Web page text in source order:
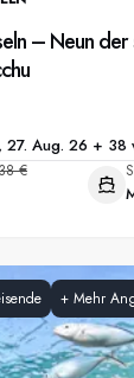
– Neun der
27. Aug. 26 + 38
€
+ Mehr